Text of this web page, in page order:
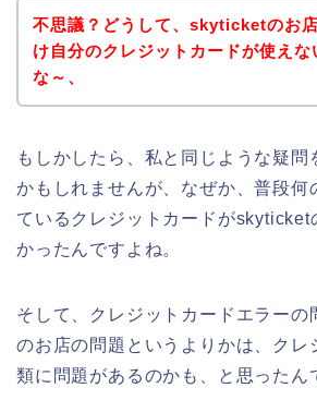
不思議？どうして、skyticketのお
け自分のクレジットカードが使えな
な～、
もしかしたら、私と同じような疑問
かもしれませんが、なぜか、普段何
ているクレジットカードがskyticket
かったんですよね。
そして、クレジットカードエラー
のお店の問題というよりかは、クレ
類に問題があるのかも、と思ったん